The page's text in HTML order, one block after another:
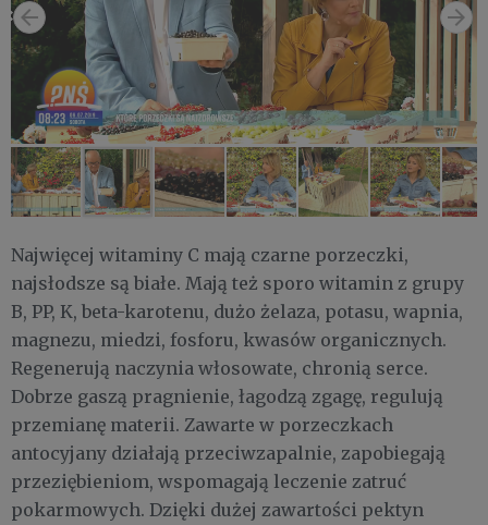
Najwięcej witaminy C mają czarne porzeczki,
najsłodsze są białe. Mają też sporo witamin z grupy
B, PP, K, beta-karotenu, dużo żelaza, potasu, wapnia,
magnezu, miedzi, fosforu, kwasów organicznych.
Regenerują naczynia włosowate, chronią serce.
Dobrze gaszą pragnienie, łagodzą zgagę, regulują
przemianę materii. Zawarte w porzeczkach
antocyjany działają przeciwzapalnie, zapobiegają
przeziębieniom, wspomagają leczenie zatruć
pokarmowych. Dzięki dużej zawartości pektyn